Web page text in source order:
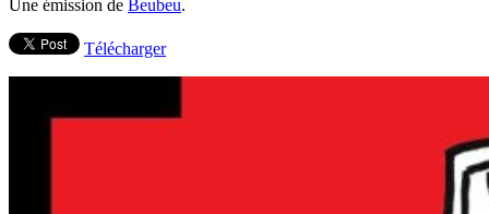
Une émission de Beubeu.
Télécharger